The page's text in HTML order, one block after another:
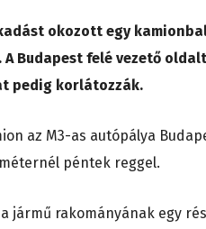
okozott egy
A Budapest felé vezető
pedig korlátozzák.
az M3-as autópálya
péntek reggel.
jármű rakományának egy